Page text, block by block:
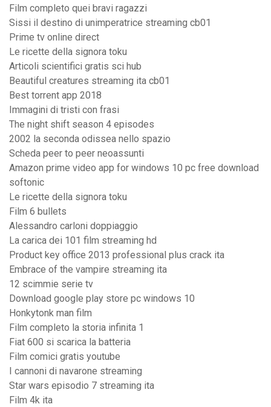
Film completo quei bravi ragazzi
Sissi il destino di unimperatrice streaming cb01
Prime tv online direct
Le ricette della signora toku
Articoli scientifici gratis sci hub
Beautiful creatures streaming ita cb01
Best torrent app 2018
Immagini di tristi con frasi
The night shift season 4 episodes
2002 la seconda odissea nello spazio
Scheda peer to peer neoassunti
Amazon prime video app for windows 10 pc free download
softonic
Le ricette della signora toku
Film 6 bullets
Alessandro carloni doppiaggio
La carica dei 101 film streaming hd
Product key office 2013 professional plus crack ita
Embrace of the vampire streaming ita
12 scimmie serie tv
Download google play store pc windows 10
Honkytonk man film
Film completo la storia infinita 1
Fiat 600 si scarica la batteria
Film comici gratis youtube
I cannoni di navarone streaming
Star wars episodio 7 streaming ita
Film 4k ita